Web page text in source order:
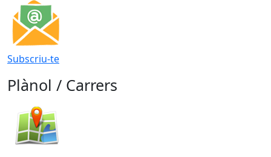
Subscriu-te
Plànol / Carrers